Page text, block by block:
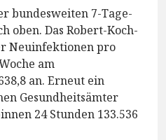
bundesweiten 7-Tage-
oben. Das Robert-Koch-
Neuinfektionen pro
am
an. Erneut ein
Gesundheitsämter
24 Stunden 133.536